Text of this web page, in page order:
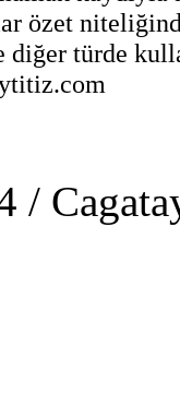
özet
diğer türde
/